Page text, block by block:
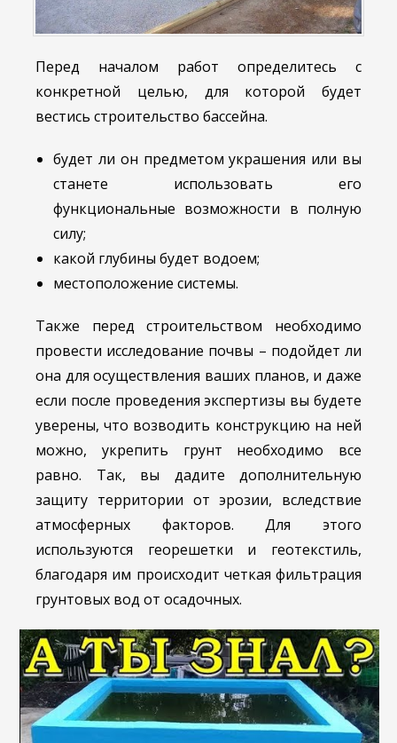
Перед началом работ определитесь с
конкретной целью, для которой будет
вестись строительство бассейна.
будет ли он предметом украшения или вы
станете использовать его
функциональные возможности в полную
силу;
какой глубины будет водоем;
местоположение системы.
Также перед строительством необходимо
провести исследование почвы – подойдет ли
она для осуществления ваших планов, и даже
если после проведения экспертизы вы будете
уверены, что возводить конструкцию на ней
можно, укрепить грунт необходимо все
равно. Так, вы дадите дополнительную
защиту территории от эрозии, вследствие
атмосферных факторов. Для этого
используются георешетки и геотекстиль,
благодаря им происходит четкая фильтрация
грунтовых вод от осадочных.